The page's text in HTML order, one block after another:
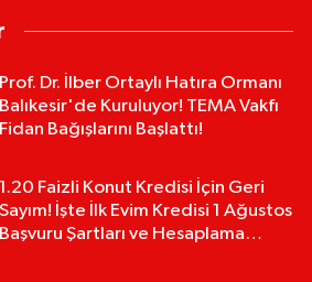
Prof. Dr. İlber Ortaylı Hatıra Ormanı
Balıkesir'de Kuruluyor! TEMA Vakfı
Fidan Bağışlarını Başlattı!
1.20 Faizli Konut Kredisi İçin Geri
Sayım! İşte İlk Evim Kredisi 1 Ağustos
Başvuru Şartları ve Hesaplama